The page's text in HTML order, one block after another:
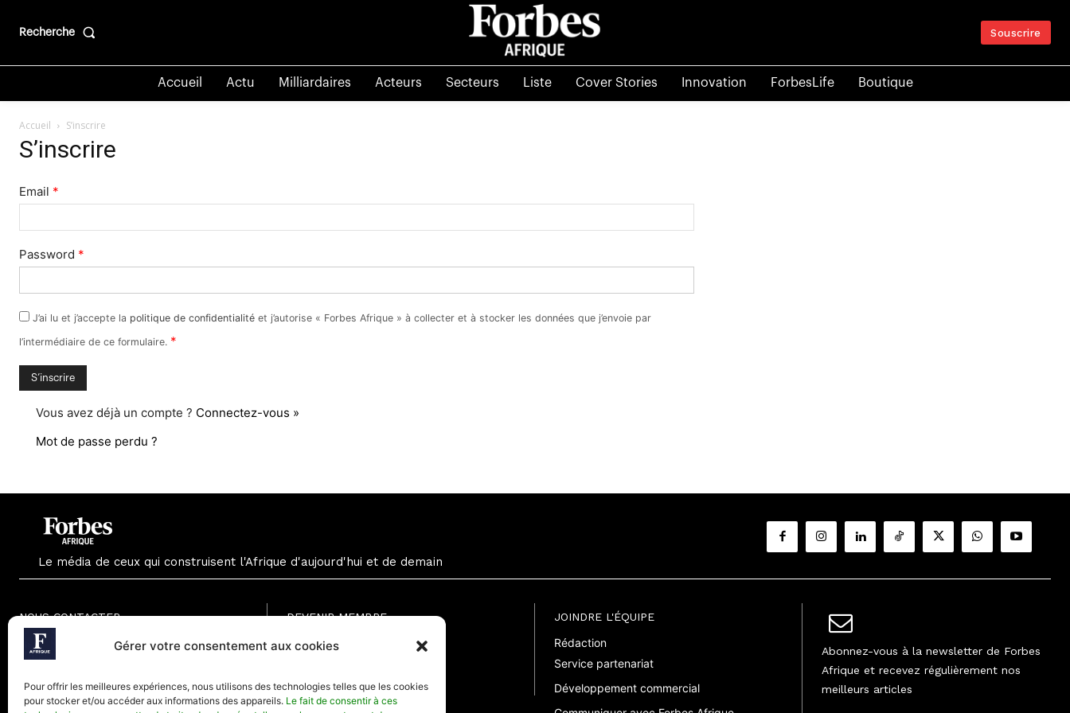
Gérer votre consentement aux cookies
Pour offrir les meilleures expériences, nous utilisons des technologies telles que les cookies
pour stocker et/ou accéder aux informations des appareils. Le fait de consentir à ces
Recherche Souscrire
Accueil Actu Milliardaires Acteurs Secteurs Liste Cover Stories Innovation ForbesLife Boutique
Accueil S’inscrire
S’inscrire
Email *
Password *
J’ai lu et j’accepte la politique de confidentialité et j’autorise « Forbes Afrique » à collecter et à stocker les données que j’envoie par
l’intermédiaire de ce formulaire. *
Vous avez déjà un compte ? Connectez-vous »
Mot de passe perdu ?
Le média de ceux qui construisent l'Afrique d'aujourd'hui et de demain
NOUS CONTACTER
Paris - France
Mail : contact@forbesafrique.com
DEVENIR MEMBRE
Formule Gratuite
Formule Annuelle
JOINDRE L'ÉQUIPE
Rédaction
Service partenariat
Développement commercial
Abonnez-vous à la newsletter de Forbes
Afrique et recevez régulièrement nos
meilleurs articles